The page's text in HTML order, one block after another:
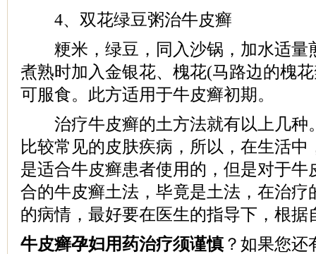
4、双花绿豆粥治牛皮癣
粳米，绿豆，同入沙锅，加水适量
煮熟时加入金银花、槐花(马路边的槐
可服食。此方适用于牛皮癣初期。
治疗牛皮癣的土方法就有以上几种
比较常见的皮肤疾病，所以，在生活中
是适合牛皮癣患者使用的，但是对于牛
合的牛皮癣土法，毕竟是土法，在治疗
的病情，最好要在医生的指导下，根据
牛皮癣孕妇用药治疗须谨慎？如果您还